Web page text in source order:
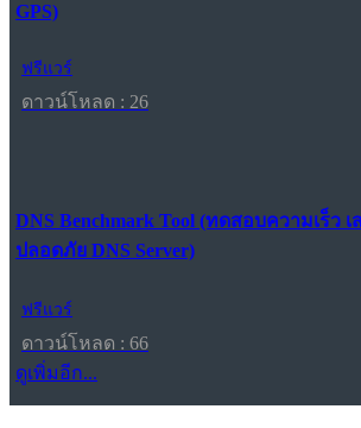
GPS)
ฟรีแวร์
ดาวน์โหลด : 26
DNS Benchmark Tool (ทดสอบความเร็ว
ปลอดภัย DNS Server)
ฟรีแวร์
ดาวน์โหลด : 66
ดูเพิ่มอีก...